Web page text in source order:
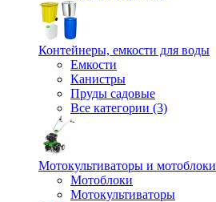
Контейнеры, емкости для воды
Емкости
Канистры
Пруды садовые
Все категории (3)
Мотокультиваторы и мотоблоки
Мотоблоки
Мотокультиваторы